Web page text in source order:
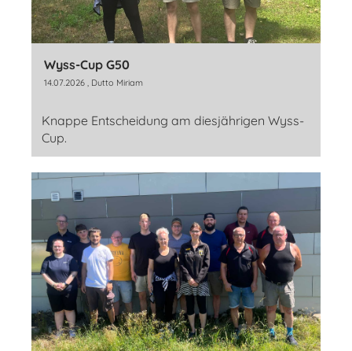
Wyss-Cup G50
14.07.2026 , Dutto Miriam
Knappe Entscheidung am diesjährigen Wyss-
Cup.